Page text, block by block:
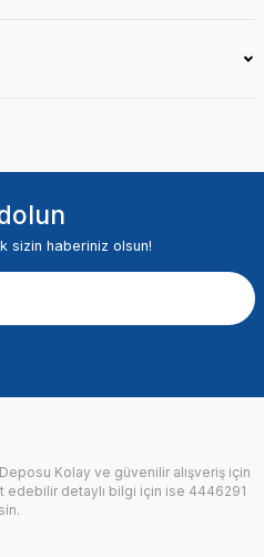
sizin haberiniz olsun!
Kolay ve güvenilir alışveriş için
detaylı bilgi için ise 4446291